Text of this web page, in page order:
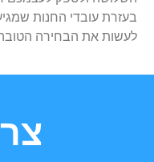
בעזרת עובדי החנות
לעשות את הבחירה הטובה